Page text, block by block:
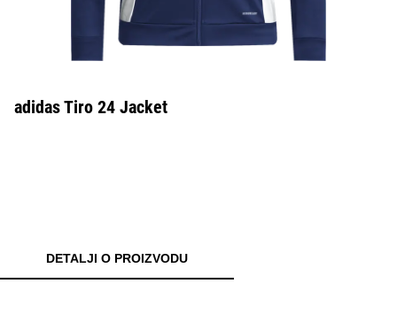
adidas Tiro 24 Jacket
DETALJI O PROIZVODU